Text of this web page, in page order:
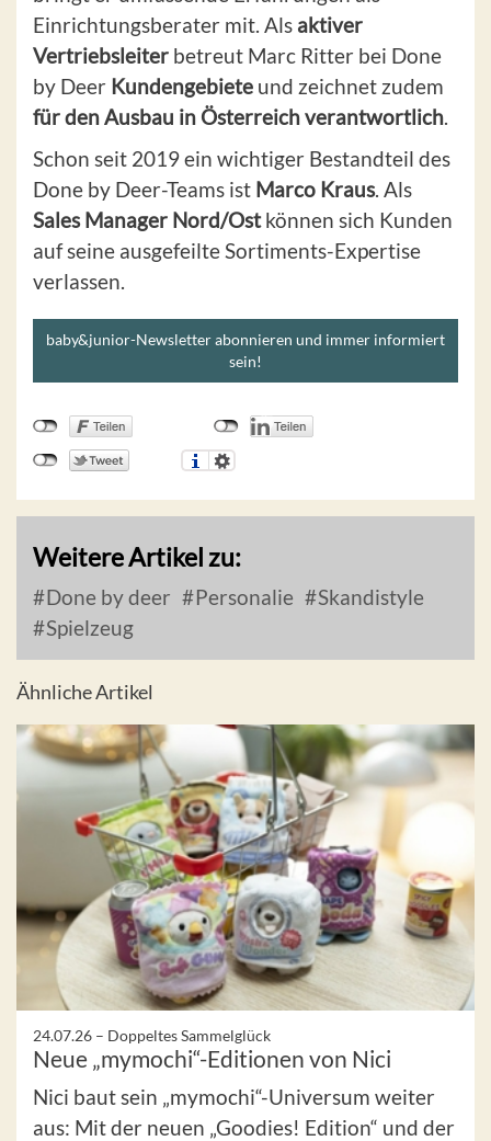
Einrichtungsberater mit. Als aktiver
Vertriebsleiter betreut Marc Ritter bei Done
by Deer Kundengebiete und zeichnet zudem
für den Ausbau in Österreich verantwortlich.
Schon seit 2019 ein wichtiger Bestandteil des
Done by Deer-Teams ist Marco Kraus. Als
Sales Manager Nord/Ostkönnen sich Kunden
auf seine ausgefeilte Sortiments-Expertise
verlassen.
baby&junior-Newsletter abonnieren und immer informiert
sein!
Weitere Artikel zu:
Done by deer Personalie
Skandistyle
Spielzeug
Ähnliche Artikel
24.07.26 – Doppeltes Sammelglück
Neue „mymochi“-Editionen von Nici
Nici baut sein „mymochi“-Universum weiter
aus: Mit der neuen „Goodies! Edition“ und der